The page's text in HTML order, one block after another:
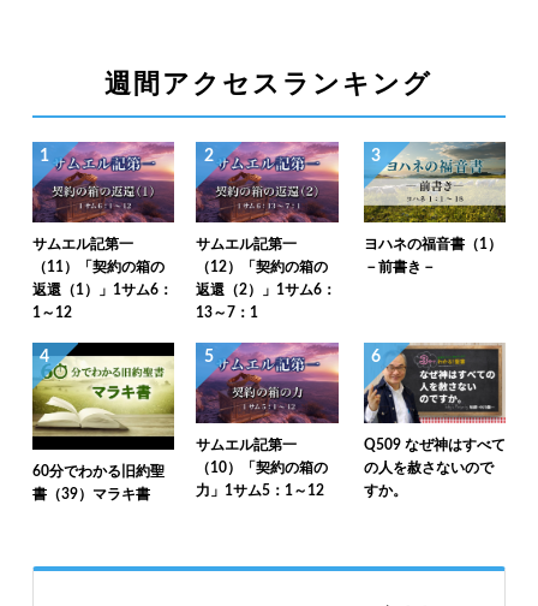
週間アクセスランキング
1
サムエル記第一
（11）「契約の箱の
返還（1）」1サム6：
1～12
2
サムエル記第一
（12）「契約の箱の
返還（2）」1サム6：
13～7：1
3
ヨハネの福音書（1）
－前書き－
4
60分でわかる旧約聖
書（39）マラキ書
5
サムエル記第一
（10）「契約の箱の
力」1サム5：1～12
6
Q509 なぜ神はすべて
の人を赦さないので
すか。